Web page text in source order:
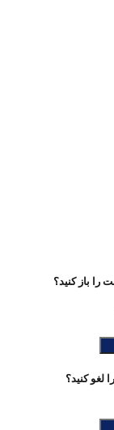
را باز کنید؟
لغو کنید؟